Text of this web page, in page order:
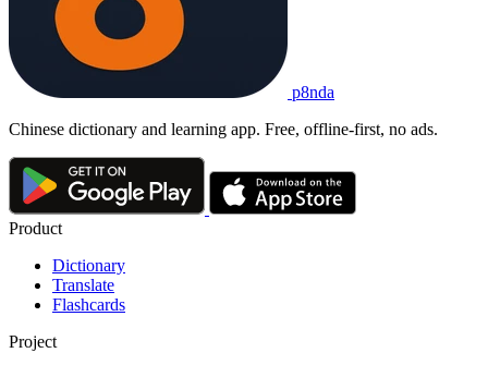
p8nda
Chinese dictionary and learning app. Free, offline-first, no ads.
Product
Dictionary
Translate
Flashcards
Project